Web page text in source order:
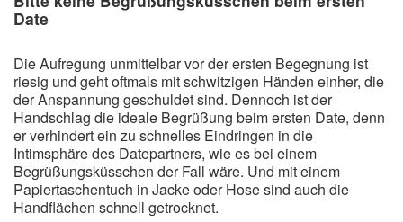
Date
Die Aufregung unmittelbar vor der ersten Begegnung ist
riesig und geht oftmals mit schwitzigen Händen einher, die
der Anspannung geschuldet sind. Dennoch ist der
Handschlag die ideale Begrüßung beim ersten Date, denn
er verhindert ein zu schnelles Eindringen in die
Intimsphäre des Datepartners, wie es bei einem
Begrüßungsküsschen der Fall wäre. Und mit einem
Papiertaschentuch in Jacke oder Hose sind auch die
Handflächen schnell getrocknet.